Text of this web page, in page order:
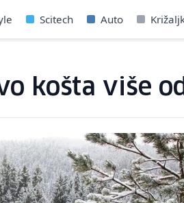
Scitech Auto
košta više